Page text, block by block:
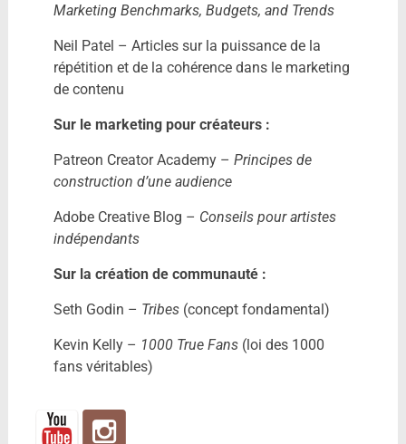
Marketing Benchmarks, Budgets, and Trends
Neil Patel – Articles sur la puissance de la
répétition et de la cohérence dans le marketing
de contenu
Sur le marketing pour créateurs :
Patreon Creator Academy – Principes de
construction d’une audience
Adobe Creative Blog – Conseils pour artistes
indépendants
Sur la création de communauté :
Seth Godin – Tribes(concept fondamental)
Kevin Kelly – 1000 True Fans(loi des 1000
fans véritables)